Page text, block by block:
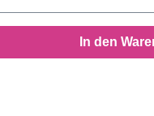
den In den